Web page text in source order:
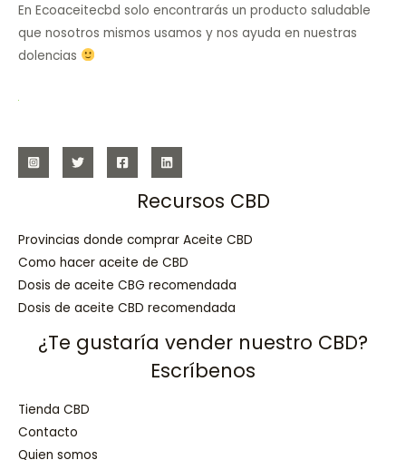
En Ecoaceitecbd solo encontrarás un producto saludable
que nosotros mismos usamos y nos ayuda en nuestras
dolencias
Recursos CBD
Provincias donde comprar Aceite CBD
Como hacer aceite de CBD
Dosis de aceite CBG recomendada
Dosis de aceite CBD recomendada
¿Te gustaría vender nuestro CBD?
Escríbenos
Tienda CBD
Contacto
Quien somos